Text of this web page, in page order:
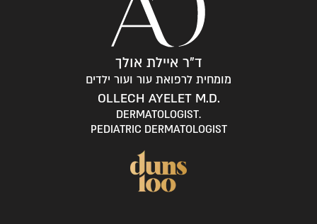
ד"ר איילת אולך
מומחית לרפואת עור ועור ילדים
.OLLECH AYELET M.D
.DERMATOLOGIST
PEDIATRIC DERMATOLOGIST